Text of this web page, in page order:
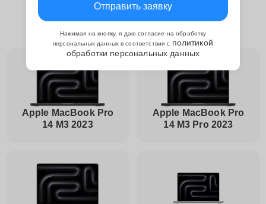
Ремонтируем следующие модели
Ремонтов подсветки Apple
Apple MacBook Pro
14 M3 2023
Apple MacBook Pro
14 M3 Pro 2023
Отправить заявку
Нажимая на кнопку, я даю согласие на обработку
персональных данных в соответствии с политикой
обработки персональных данных